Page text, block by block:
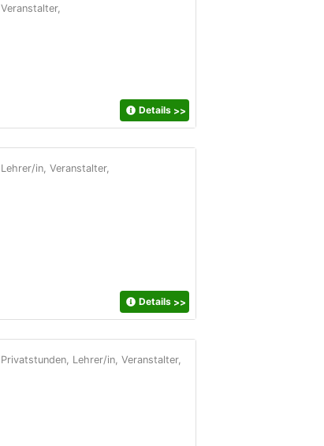
Veranstalter,
Details >>
Lehrer/in, Veranstalter,
Details >>
Privatstunden, Lehrer/in, Veranstalter,